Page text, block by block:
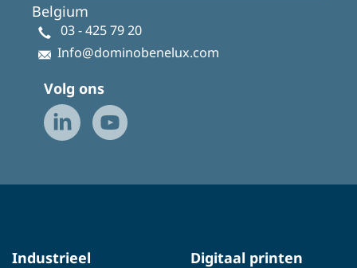
Belgium
03 - 425 79 20
Info@dominobenelux.com
Volg ons
Industrieel
Digitaal printen